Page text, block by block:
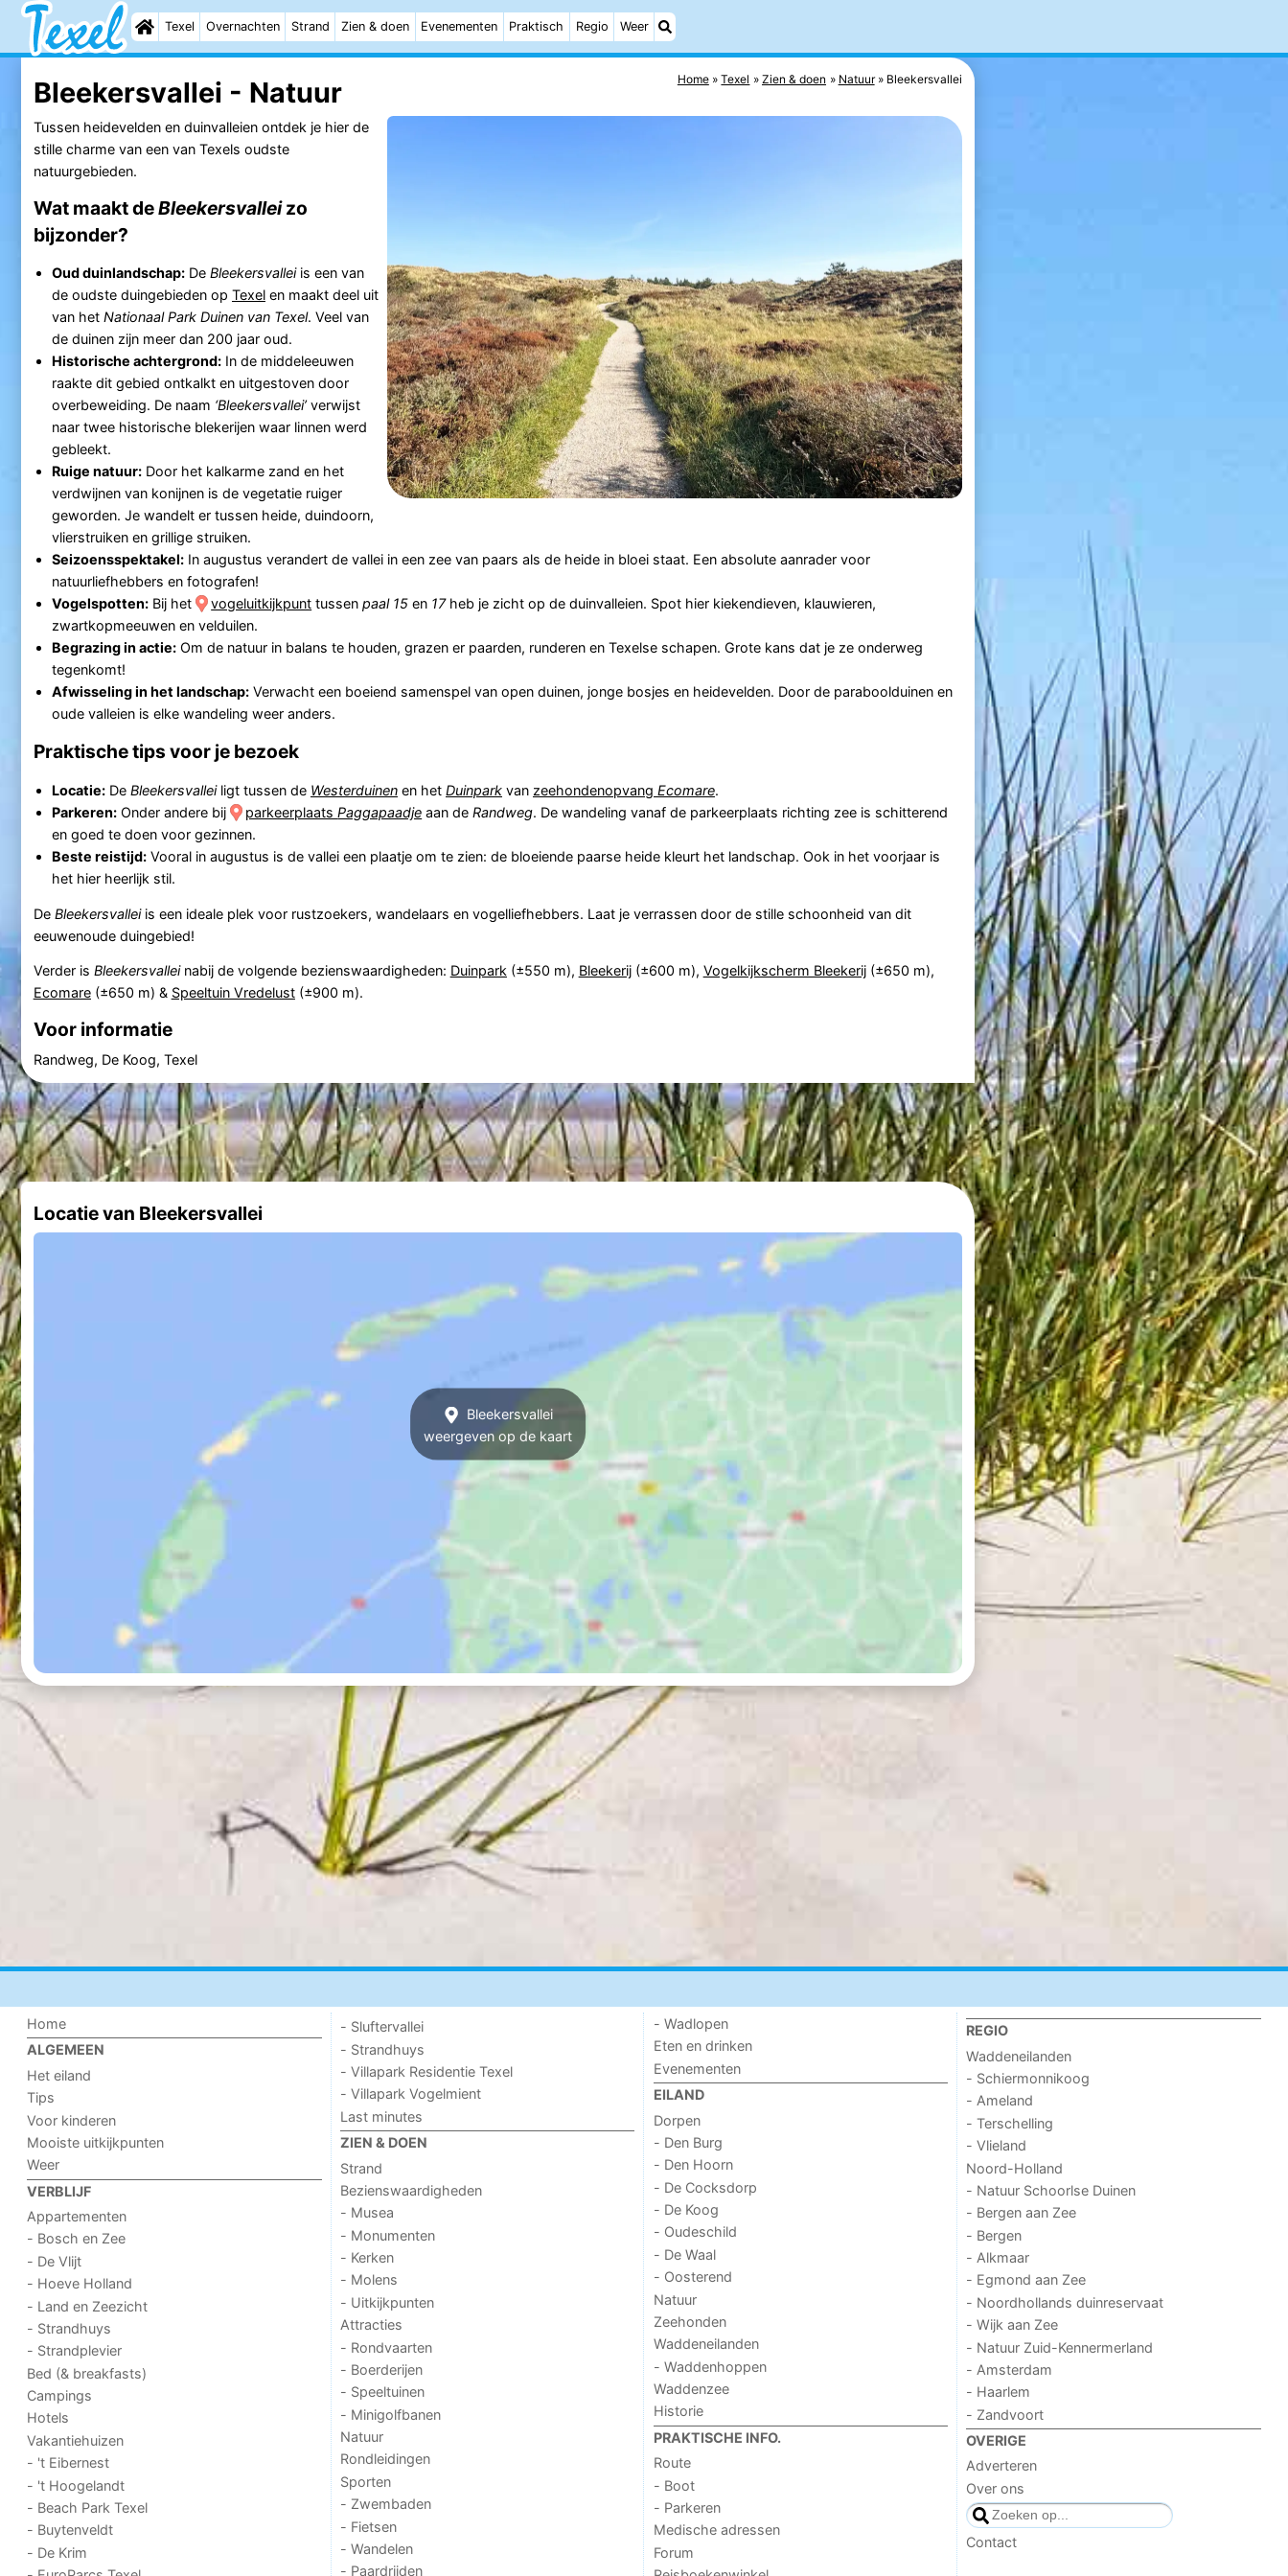
Texel Overnachten Strand Zien & doen Evenementen Praktisch Regio Weer
Home Texel Zien & doen Natuur Bleekersvallei
Bleekersvallei - Natuur
Tussen heidevelden en duinvalleien ontdek je hier de
stille charme van een van Texels oudste
natuurgebieden.
Wat maakt deBleekersvalleizo
bijzonder?
Oud duinlandschap:De Bleekersvalleiis een van
de oudste duingebieden op Texelen maakt deel uit
van het Nationaal Park Duinen van Texel. Veel van
de duinen zijn meer dan 200 jaar oud.
Historische achtergrond:In de middeleeuwen
raakte dit gebied ontkalkt en uitgestoven door
overbeweiding. De naam ‘Bleekersvallei’verwijst
naar twee historische blekerijen waar linnen werd
gebleekt.
Ruige natuur:Door het kalkarme zand en het
verdwijnen van konijnen is de vegetatie ruiger
geworden. Je wandelt er tussen heide, duindoorn,
vlierstruiken en grillige struiken.
Seizoensspektakel:In augustus verandert de vallei in een zee van paars als de heide in bloei staat. Een absolute aanrader voor
natuurliefhebbers en fotografen!
Vogelspotten:Bij het vogeluitkijkpunt tussenpaal 15 en 17heb je zicht op de duinvalleien. Spot hier kiekendieven, klauwieren,
zwartkopmeeuwen en velduilen.
Begrazing in actie:Om de natuur in balans te houden, grazen er paarden, runderen en Texelse schapen. Grote kans dat je ze onderweg
tegenkomt!
Afwisseling in het landschap:Verwacht een boeiend samenspel van open duinen, jonge bosjes en heidevelden. Door de paraboolduinen en
oude valleien is elke wandeling weer anders.
Praktische tips voor je bezoek
Locatie:De Bleekersvalleiligt tussen de Westerduinenen het Duinparkvan zeehondenopvang Ecomare.
Parkeren:Onder andere bij parkeerplaatsPaggapaadje aan deRandweg. De wandeling vanaf de parkeerplaats richting zee is schitterend
en goed te doen voor gezinnen.
Beste reistijd:Vooral in augustus is de vallei een plaatje om te zien: de bloeiende paarse heide kleurt het landschap. Ook in het voorjaar is
het hier heerlijk stil.
De Bleekersvalleiis een ideale plek voor rustzoekers, wandelaars en vogelliefhebbers. Laat je verrassen door de stille schoonheid van dit
eeuwenoude duingebied!
Verder is Bleekersvalleinabij de volgende bezienswaardigheden: Duinpark (±550 m), Bleekerij(±600 m), Vogelkijkscherm Bleekerij(±650 m),
Ecomare(±650 m) & Speeltuin Vredelust(±900 m).
Voor informatie
Randweg, De Koog, Texel
Locatie van Bleekersvallei
Bleekersvallei
weergeven op de kaart
Home
ALGEMEEN
Het eiland
Tips
Voor kinderen
Mooiste uitkijkpunten
Weer
VERBLIJF
Appartementen
- Bosch en Zee
- De Vlijt
- Hoeve Holland
- Land en Zeezicht
- Strandhuys
- Strandplevier
Bed (& breakfasts)
Campings
Hotels
Vakantiehuizen
- 't Eibernest
- 't Hoogelandt
- Beach Park Texel
- Buytenveldt
- De Krim
- Sluftervallei
- Strandhuys
- Villapark Residentie Texel
- Villapark Vogelmient
Last minutes
ZIEN & DOEN
Strand
Bezienswaardigheden
- Musea
- Monumenten
- Kerken
- Molens
- Uitkijkpunten
Attracties
- Rondvaarten
- Boerderijen
- Speeltuinen
- Minigolfbanen
Natuur
Rondleidingen
Sporten
- Zwembaden
- Fietsen
- Wandelen
- Paardrijden
- Wadlopen
Eten en drinken
Evenementen
EILAND
Dorpen
- Den Burg
- Den Hoorn
- De Cocksdorp
- De Koog
- Oudeschild
- De Waal
- Oosterend
Natuur
Zeehonden
Waddeneilanden
- Waddenhoppen
Waddenzee
Historie
PRAKTISCHE INFO.
Route
- Boot
- Parkeren
Medische adressen
Forum
REGIO
Waddeneilanden
- Schiermonnikoog
- Ameland
- Terschelling
- Vlieland
Noord-Holland
- Natuur Schoorlse Duinen
- Bergen aan Zee
- Bergen
- Alkmaar
- Egmond aan Zee
- Noordhollands duinreservaat
- Wijk aan Zee
- Natuur Zuid-Kennermerland
- Amsterdam
- Haarlem
- Zandvoort
OVERIGE
Adverteren
Over ons
Contact